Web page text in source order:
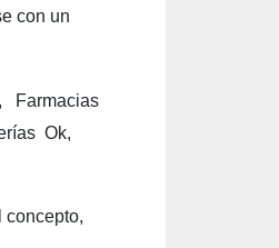
con un
Farmacias
Ok,
concepto,